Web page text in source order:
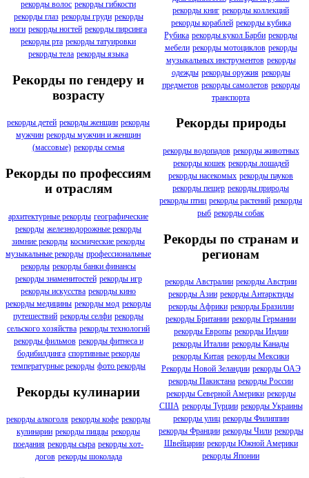
рекорды волос рекорды гибкости
рекорды глаз рекорды груди рекорды
ноги рекорды ногтей рекорды пирсинга
рекорды рта рекорды татуировки
рекорды тела рекорды языка
Рекорды по гендеру и
возрасту
рекорды детей рекорды женщин рекорды
мужчин рекорды мужчин и женщин
(массовые) рекорды семья
Рекорды по профессиям
и отраслям
архитектурные рекорды географические
рекорды железнодорожные рекорды
зимние рекорды космические рекорды
музыкальные рекорды профессиональные
рекорды рекорды банки финансы
рекорды знаменитостей рекорды игр
рекорды искусства рекорды кино
рекорды медицины рекорды мод рекорды
путешествий рекорды селфи рекорды
сельского хозяйства рекорды технологий
рекорды фильмов рекорды фитнеса и
бодибилдинга спортивные рекорды
температурные рекорды фото рекорды
Рекорды кулинарии
рекорды алкоголя рекорды кофе рекорды
кулинарии рекорды пиццы рекорды
поедания рекорды сыра рекорды хот-
догов рекорды шоколада
рекорды книг рекорды коллекций
рекорды кораблей рекорды кубика
Рубика рекорды кукол Барби рекорды
мебели рекорды мотоциклов рекорды
музыкальных инструментов рекорды
одежды рекорды оружия рекорды
предметов рекорды самолетов рекорды
транспорта
Рекорды природы
рекорды водопадов рекорды животных
рекорды кошек рекорды лошадей
рекорды насекомых рекорды пауков
рекорды пещер рекорды природы
рекорды птиц рекорды растений рекорды
рыб рекорды собак
Рекорды по странам и
регионам
рекорды Австралии рекорды Австрии
рекорды Азии рекорды Антарктиды
рекорды Африки рекорды Бразилии
рекорды Британии рекорды Германии
рекорды Европы рекорды Индии
рекорды Италии рекорды Канады
рекорды Китая рекорды Мексики
Рекорды Новой Зеландии рекорды ОАЭ
рекорды Пакистана рекорды России
рекорды Северной Америки рекорды
США рекорды Турции рекорды Украины
рекорды улиц рекорды Филиппин
рекорды Франции рекорды Чили рекорды
Швейцарии рекорды Южной Америки
рекорды Японии